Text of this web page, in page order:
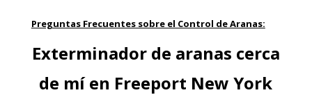
Preguntas Frecuentes sobre el Control de Aranas:
Exterminador de aranas cerca
de mí en Freeport New York